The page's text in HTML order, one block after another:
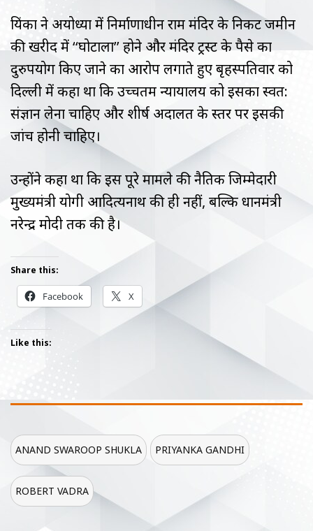
प्रियंका ने अयोध्या में निर्माणाधीन राम मंदिर के निकट जमीन
की खरीद में ‘‘घोटाला’’ होने और मंदिर ट्रस्ट के पैसे का
दुरुपयोग किए जाने का आरोप लगाते हुए बृहस्पतिवार को
दिल्ली में कहा था कि उच्चतम न्यायालय को इसका स्वत:
संज्ञान लेना चाहिए और शीर्ष अदालत के स्तर पर इसकी
जांच होनी चाहिए।
उन्होंने कहा था कि इस पूरे मामले की नैतिक जिम्मेदारी
मुख्यमंत्री योगी आदित्यनाथ की ही नहीं, बल्कि प्रधानमंत्री
नरेन्द्र मोदी तक की है।
Share this:
Facebook X
Like this:
ANAND SWAROOP SHUKLA PRIYANKA GANDHI
ROBERT VADRA